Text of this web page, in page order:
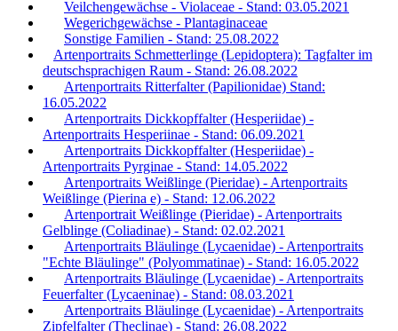
Veilchengewächse - Violaceae - Stand: 03.05.2021
Wegerichgewächse - Plantaginaceae
Sonstige Familien - Stand: 25.08.2022
Artenportraits Schmetterlinge (Lepidoptera): Tagfalter im
deutschsprachigen Raum - Stand: 26.08.2022
Artenportraits Ritterfalter (Papilionidae) Stand:
16.05.2022
Artenportraits Dickkopffalter (Hesperiidae) -
Artenportraits Hesperiinae - Stand: 06.09.2021
Artenportraits Dickkopffalter (Hesperiidae) -
Artenportraits Pyrginae - Stand: 14.05.2022
Artenportraits Weißlinge (Pieridae) - Artenportraits
Weißlinge (Pierina e) - Stand: 12.06.2022
Artenportrait Weißlinge (Pieridae) - Artenportraits
Gelblinge (Coliadinae) - Stand: 02.02.2021
Artenportraits Bläulinge (Lycaenidae) - Artenportraits
"Echte Bläulinge" (Polyommatinae) - Stand: 16.05.2022
Artenportraits Bläulinge (Lycaenidae) - Artenportraits
Feuerfalter (Lycaeninae) - Stand: 08.03.2021
Artenportraits Bläulinge (Lycaenidae) - Artenportraits
Zipfelfalter (Theclinae) - Stand: 26.08.2022